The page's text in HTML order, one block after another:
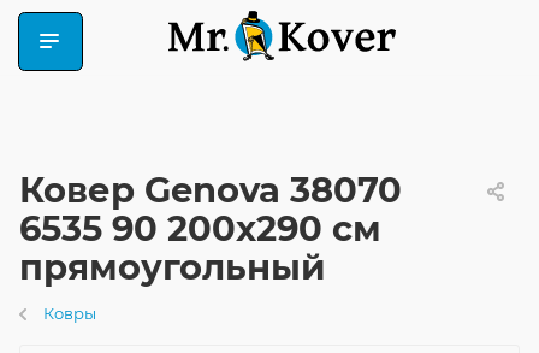
Ковер Genova 38070
6535 90 200x290 см
прямоугольный
Ковры